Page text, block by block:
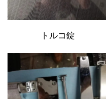
トルコ錠